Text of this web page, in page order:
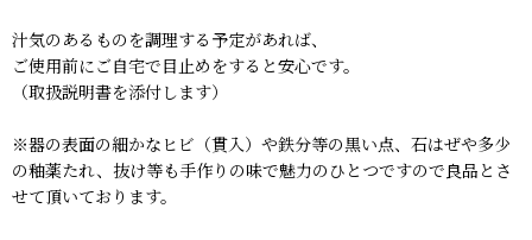
汁気のあるものを調理する予定があれば、
ご使用前にご自宅で目止めをすると安心です。
（取扱説明書を添付します）
※器の表面の細かなヒビ（貫入）や鉄分等の黒い点、石はぜや多少
の釉薬たれ、抜け等も手作りの味で魅力のひとつですので良品とさ
せて頂いております。